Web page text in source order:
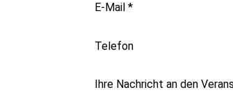
E-Mail*
Telefon
Ihre Nachricht an den